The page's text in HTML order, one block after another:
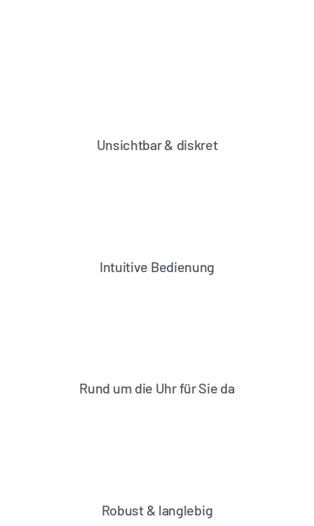
Unsichtbar & diskret
Intuitive Bedienung
Rund um die Uhr für Sie da
Robust & langlebig